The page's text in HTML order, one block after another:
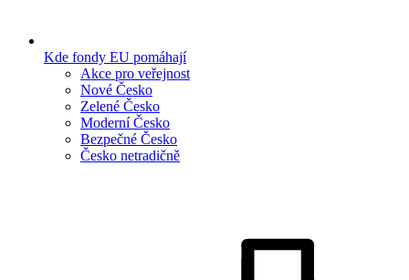
Kde fondy EU pomáhají
Akce pro veřejnost
Nové Česko
Zelené Česko
Moderní Česko
Bezpečné Česko
Česko netradičně